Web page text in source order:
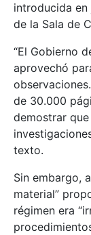
introducida
de la Sala de
“El Gobierno
aprovechó
de 30.000
demostrar
texto.
Sin embargo,
material”
régimen era